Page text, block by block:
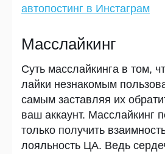
автопостинг в Инстаграм
Масслайкинг
Суть масслайкинга в том,
лайки незнакомым
самым заставляя их
ваш аккаунт. Масслайкинг
только получить
лояльность ЦА. Ведь